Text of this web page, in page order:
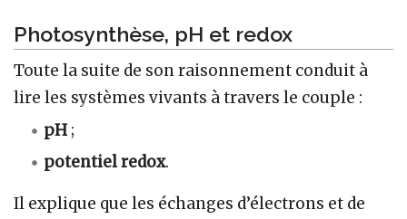
Photosynthèse, pH et redox
Toute la suite de son raisonnement conduit à
lire les systèmes vivants à travers le couple :
pH ;
potentiel redox.
Il explique que les échanges d’électrons et de